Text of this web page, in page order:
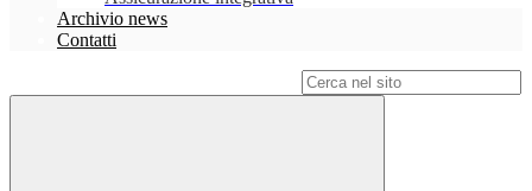
Archivio news
Contatti